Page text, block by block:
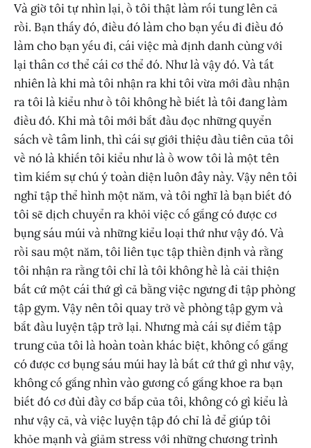
Và giờ tôi tự nhìn lại, ồ tôi thật làm rối tung lên cả
rồi. Bạn thấy đó, điều đó làm cho bạn yếu đi điều đó
làm cho bạn yếu đi, cái việc mà định danh cùng với
lại thân cơ thể cái cơ thể đó. Như là vậy đó. Và tất
nhiên là khi mà tôi nhận ra khi tôi vừa mới đầu nhận
ra tôi là kiểu như ồ tôi không hề biết là tôi đang làm
điều đó. Khi mà tôi mới bắt đầu đọc những quyển
sách về tâm linh, thì cái sự giới thiệu đầu tiên của tôi
về nó là khiến tôi kiểu như là ồ wow tôi là một tên
tìm kiếm sự chú ý toàn diện luôn đây này. Vậy nên tôi
nghỉ tập thể hình một năm, và tôi nghĩ là bạn biết đó
tôi sẽ dịch chuyển ra khỏi việc cố gắng có được cơ
bụng sáu múi và những kiểu loại thứ như vậy đó. Và
rồi sau một năm, tôi liên tục tập thiền định và rằng
tôi nhận ra rằng tôi chỉ là tôi không hề là cải thiện
bất cứ một cái thứ gì cả bằng việc ngưng đi tập phòng
tập gym. Vậy nên tôi quay trở về phòng tập gym và
bắt đầu luyện tập trở lại. Nhưng mà cái sự điểm tập
trung của tôi là hoàn toàn khác biệt, không cố gắng
có được cơ bụng sáu múi hay là bất cứ thứ gì như vậy,
không cố gắng nhìn vào gương cố gắng khoe ra bạn
biết đó cơ đùi đầy cơ bắp của tôi, không có gì kiểu là
như vậy cả, và việc luyện tập đó chỉ là để giúp tôi
khỏe mạnh và giảm stress với những chương trình